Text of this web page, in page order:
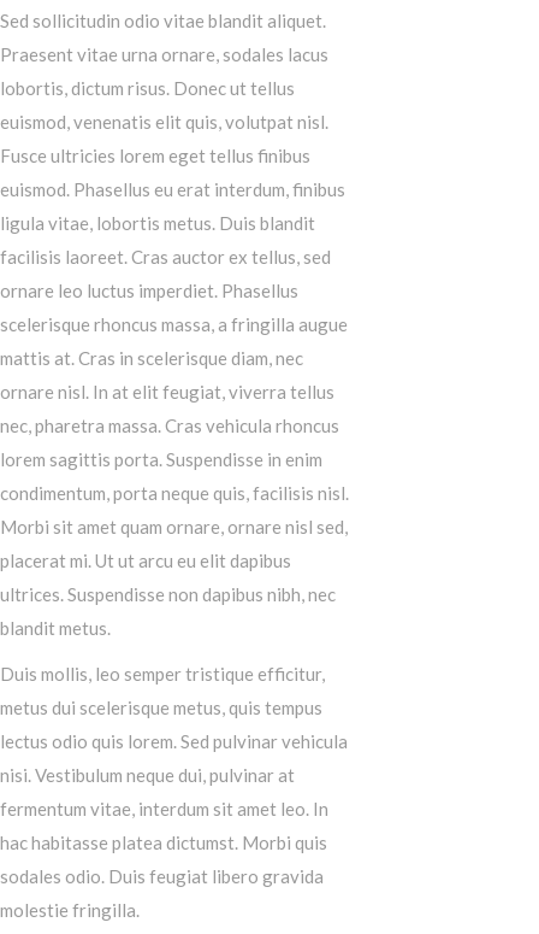
Sed sollicitudin odio vitae blandit aliquet.
Praesent vitae urna ornare, sodales lacus
lobortis, dictum risus. Donec ut tellus
euismod, venenatis elit quis, volutpat nisl.
Fusce ultricies lorem eget tellus finibus
euismod. Phasellus eu erat interdum, finibus
ligula vitae, lobortis metus. Duis blandit
facilisis laoreet. Cras auctor ex tellus, sed
ornare leo luctus imperdiet. Phasellus
scelerisque rhoncus massa, a fringilla augue
mattis at. Cras in scelerisque diam, nec
ornare nisl. In at elit feugiat, viverra tellus
nec, pharetra massa. Cras vehicula rhoncus
lorem sagittis porta. Suspendisse in enim
condimentum, porta neque quis, facilisis nisl.
Morbi sit amet quam ornare, ornare nisl sed,
placerat mi. Ut ut arcu eu elit dapibus
ultrices. Suspendisse non dapibus nibh, nec
blandit metus.
Duis mollis, leo semper tristique efficitur,
metus dui scelerisque metus, quis tempus
lectus odio quis lorem. Sed pulvinar vehicula
nisi. Vestibulum neque dui, pulvinar at
fermentum vitae, interdum sit amet leo. In
hac habitasse platea dictumst. Morbi quis
sodales odio. Duis feugiat libero gravida
molestie fringilla.